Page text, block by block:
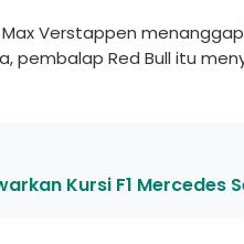
Verstappen
Red Bull itu
Kursi F1 Mercedes